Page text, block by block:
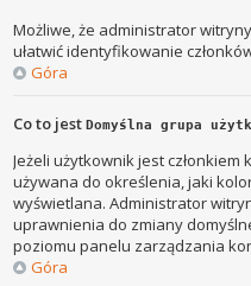
Możliwe, że administrator
ułatwić identyfikowanie
Góra
Co to jestDomyślna grupa
Jeżeli użytkownik jest
używana do określenia, jaki
wyświetlana. Administrator
uprawnienia do zmiany
poziomu panelu zarządzania
Góra